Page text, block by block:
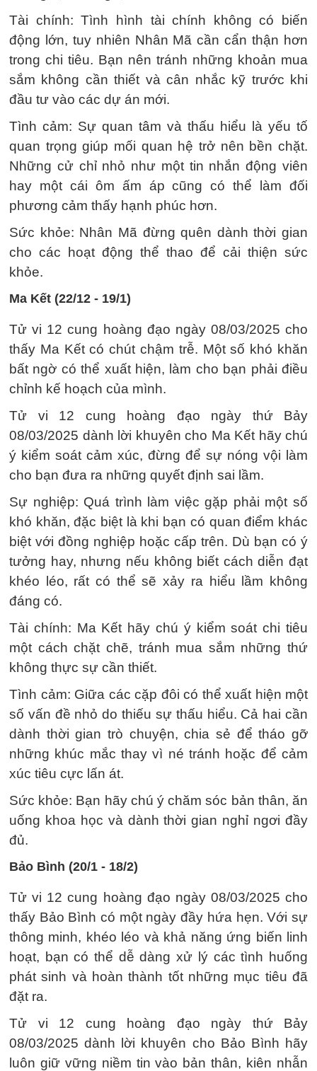
Tài chính: Tình hình tài chính không có biến
động lớn, tuy nhiên Nhân Mã cần cẩn thận hơn
trong chi tiêu. Bạn nên tránh những khoản mua
sắm không cần thiết và cân nhắc kỹ trước khi
đầu tư vào các dự án mới.
Tình cảm: Sự quan tâm và thấu hiểu là yếu tố
quan trọng giúp mối quan hệ trở nên bền chặt.
Những cử chỉ nhỏ như một tin nhắn động viên
hay một cái ôm ấm áp cũng có thể làm đối
phương cảm thấy hạnh phúc hơn.
Sức khỏe: Nhân Mã đừng quên dành thời gian
cho các hoạt động thể thao để cải thiện sức
khỏe.
Ma Kết (22/12 - 19/1)
Tử vi 12 cung hoàng đạo ngày 08/03/2025 cho
thấy Ma Kết có chút chậm trễ. Một số khó khăn
bất ngờ có thể xuất hiện, làm cho bạn phải điều
chỉnh kế hoạch của mình.
Tử vi 12 cung hoàng đạo ngày thứ Bảy
08/03/2025 dành lời khuyên cho Ma Kết hãy chú
ý kiểm soát cảm xúc, đừng để sự nóng vội làm
cho bạn đưa ra những quyết định sai lầm.
Sự nghiệp: Quá trình làm việc gặp phải một số
khó khăn, đặc biệt là khi bạn có quan điểm khác
biệt với đồng nghiệp hoặc cấp trên. Dù bạn có ý
tưởng hay, nhưng nếu không biết cách diễn đạt
khéo léo, rất có thể sẽ xảy ra hiểu lầm không
đáng có.
Tài chính: Ma Kết hãy chú ý kiểm soát chi tiêu
một cách chặt chẽ, tránh mua sắm những thứ
không thực sự cần thiết.
Tình cảm: Giữa các cặp đôi có thể xuất hiện một
số vấn đề nhỏ do thiếu sự thấu hiểu. Cả hai cần
dành thời gian trò chuyện, chia sẻ để tháo gỡ
những khúc mắc thay vì né tránh hoặc để cảm
xúc tiêu cực lấn át.
Sức khỏe: Bạn hãy chú ý chăm sóc bản thân, ăn
uống khoa học và dành thời gian nghỉ ngơi đầy
đủ.
Bảo Bình (20/1 - 18/2)
Tử vi 12 cung hoàng đạo ngày 08/03/2025 cho
thấy Bảo Bình có một ngày đầy hứa hẹn. Với sự
thông minh, khéo léo và khả năng ứng biến linh
hoạt, bạn có thể dễ dàng xử lý các tình huống
phát sinh và hoàn thành tốt những mục tiêu đã
đặt ra.
Tử vi 12 cung hoàng đạo ngày thứ Bảy
08/03/2025 dành lời khuyên cho Bảo Bình hãy
luôn giữ vững niềm tin vào bản thân, kiên nhẫn